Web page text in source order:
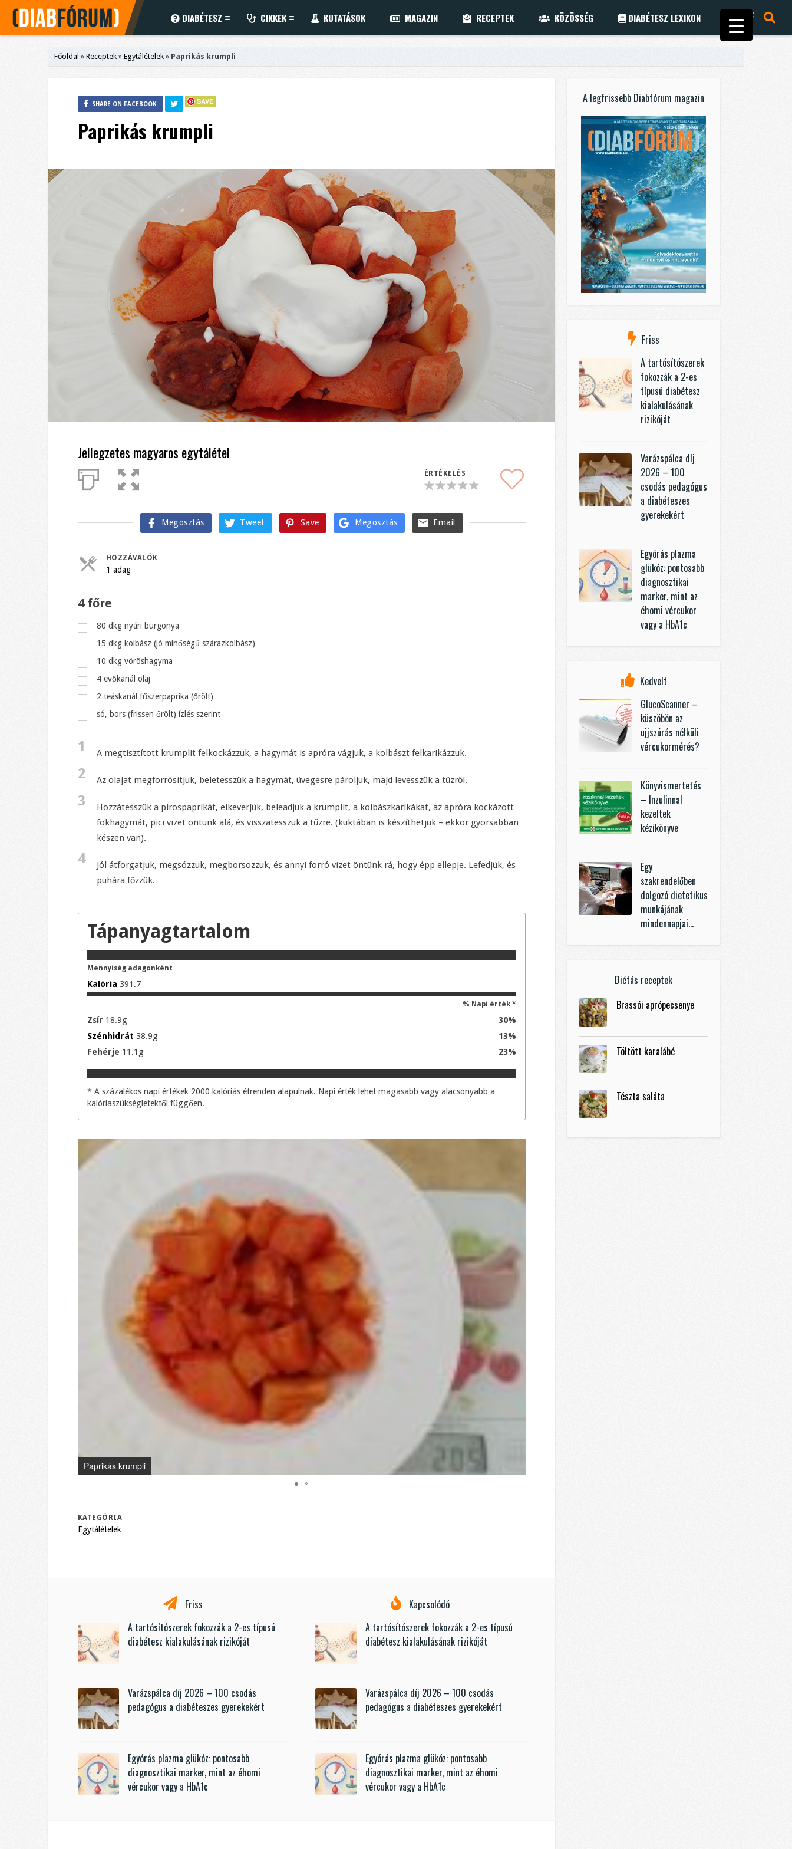
DIABÉTESZ CIKKEK KUTATÁSOK MAGAZIN RECEPTEK KÖZÖSSÉG DIABÉTESZ LEXIKON
Főoldal » Receptek » Egytálételek » Paprikás krumpli
SHARE ON FACEBOOK SAVE
Paprikás krumpli
Jellegzetes magyaros egytálétel
ÉRTÉKELÉS
Megosztás Tweet Save Megosztás Email
HOZZÁVALÓK
1 adag
4 főre
80 dkg nyári burgonya
15 dkg kolbász (jó minőségű szárazkolbász)
10 dkg vöröshagyma
4 evőkanál olaj
2 teáskanál fűszerpaprika (őrölt)
só, bors (frissen őrölt) ízlés szerint
1 A megtisztított krumplit felkockázzuk, a hagymát is apróra vágjuk, a kolbászt felkarikázzuk.
2 Az olajat megforrósítjuk, beletesszük a hagymát, üvegesre pároljuk, majd levesszük a tűzről.
3
Hozzátesszük a pirospaprikát, elkeverjük, beleadjuk a krumplit, a kolbászkarikákat, az apróra kockázott
fokhagymát, pici vizet öntünk alá, és visszatesszük a tűzre. (kuktában is készíthetjük – ekkor gyorsabban
készen van).
4
Jól átforgatjuk, megsózzuk, megborsozzuk, és annyi forró vizet öntünk rá, hogy épp ellepje. Lefedjük, és
puhára főzzük.
Tápanyagtartalom
Mennyiség adagonként
Kalória 391.7
% Napi érték *
Zsír 18.9g 30%
Szénhidrát 38.9g 13%
Fehérje 11.1 g 23%
* A százalékos napi értékek 2000 kalóriás étrenden alapulnak. Napi érték lehet magasabb vagy alacsonyabb a
kalóriaszükségletektől függően.
Paprikás krumpli
KATEGÓRIA
Egytálételek
Friss
A tartósítószerek fokozzák a 2-es típusú
diabétesz kialakulásának rizikóját
Varázspálca díj 2026 – 100 csodás
pedagógus a diabéteszes gyerekekért
Egyórás plazma glükóz: pontosabb
diagnosztikai marker, mint az éhomi
vércukor vagy a HbA1c
Kapcsolódó
A tartósítószerek fokozzák a 2-es típusú
diabétesz kialakulásának rizikóját
Varázspálca díj 2026 – 100 csodás
pedagógus a diabéteszes gyerekekért
Egyórás plazma glükóz: pontosabb
diagnosztikai marker, mint az éhomi
vércukor vagy a HbA1c
A legfrissebb Diabfórum magazin
Friss
A tartósítószerek
fokozzák a 2-es
típusú diabétesz
kialakulásának
rizikóját
Varázspálca díj
2026 – 100
csodás pedagógus
a diabéteszes
gyerekekért
Egyórás plazma
glükóz: pontosabb
diagnosztikai
marker, mint az
éhomi vércukor
vagy a HbA1c
Kedvelt
GlucoScanner –
küszöbön az
ujjszúrás nélküli
vércukormérés?
Könyvismertetés
– Inzulinnal
kezeltek
kézikönyve
Egy
szakrendelőben
dolgozó dietetikus
munkájának
mindennapjai…
Diétás receptek
Brassói aprópecsenye
Töltött karalábé
Tészta saláta